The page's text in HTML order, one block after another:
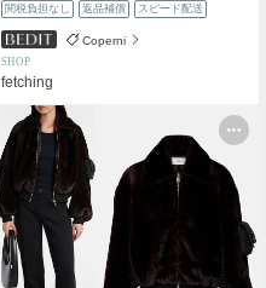
関税負担なし 返品補償 スピード配送
Coperni
SHOP
fetching